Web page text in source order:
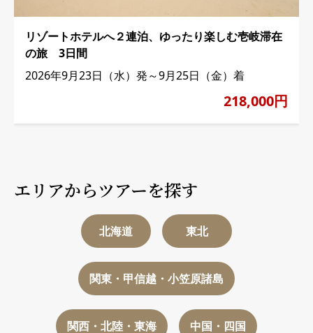
リゾートホテルへ２連泊、ゆったり楽しむ壱岐滞在
の旅 3日間
2026年9月23日（水）発～9月25日（金）着
218,000円
エリアからツアーを探す
北海道 東北
関東・甲信越・小笠原諸島
関西・北陸・東海 中国・四国